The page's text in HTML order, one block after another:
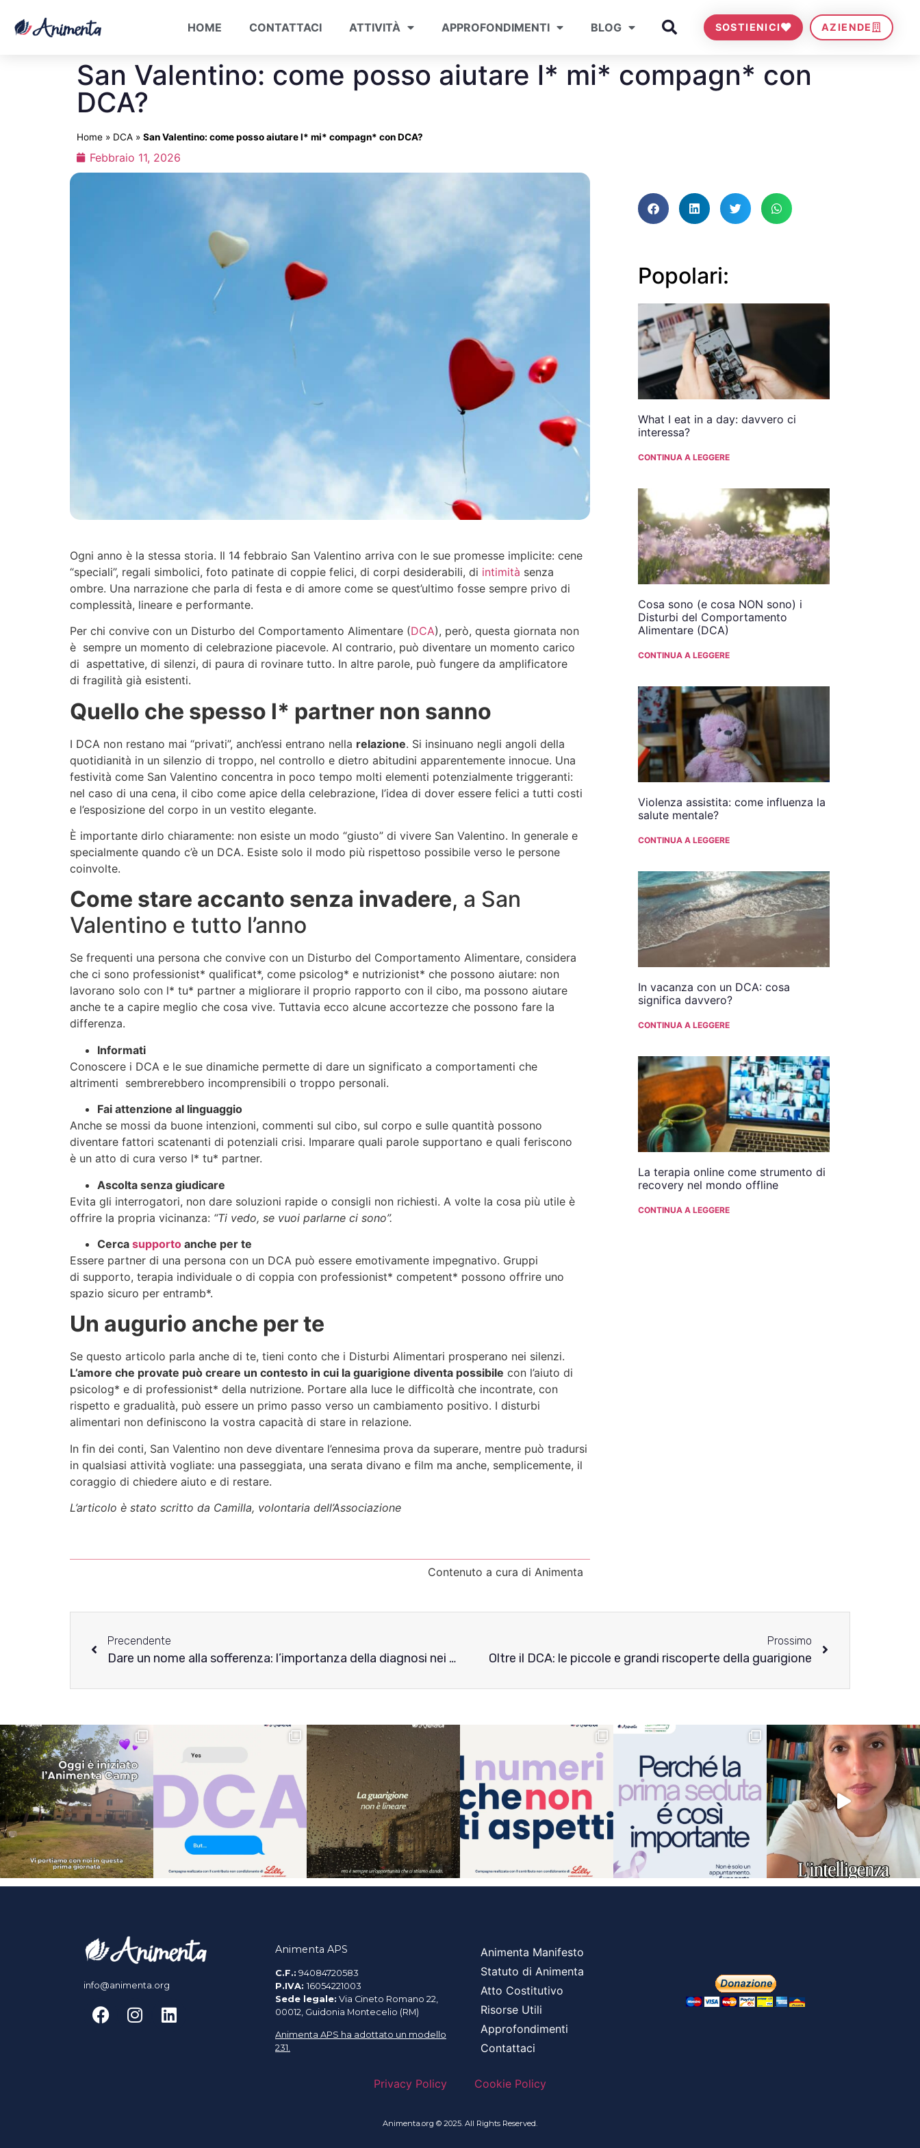
HOME CONTATTACI ATTIVITÀ APPROFONDIMENTI BLOG SOSTIENICI AZIENDE
San Valentino: come posso aiutare l* mi* compagn* con
DCA?
Home » DCA » San Valentino: come posso aiutare l* mi* compagn* con DCA?
Febbraio 11, 2026
Ogni anno è la stessa storia. Il 14 febbraio San Valentino arriva con le sue promesse implicite: cene
“speciali”, regali simbolici, foto patinate di coppie felici, di corpi desiderabili, di intimità senza
ombre. Una narrazione che parla di festa e di amore come se quest’ultimo fosse sempre privo di
complessità, lineare e performante.
Per chi convive con un Disturbo del Comportamento Alimentare (DCA), però, questa giornata non
è sempre un momento di celebrazione piacevole. Al contrario, può diventare un momento carico
di aspettative, di silenzi, di paura di rovinare tutto. In altre parole, può fungere da amplificatore
di fragilità già esistenti.
Quello che spesso l* partner non sanno
I DCA non restano mai “privati”, anch’essi entrano nella relazione. Si insinuano negli angoli della
quotidianità in un silenzio di troppo, nel controllo e dietro abitudini apparentemente innocue. Una
festività come San Valentino concentra in poco tempo molti elementi potenzialmente triggeranti:
nel caso di una cena, il cibo come apice della celebrazione, l’idea di dover essere felici a tutti costi
e l’esposizione del corpo in un vestito elegante.
È importante dirlo chiaramente: non esiste un modo “giusto” di vivere San Valentino. In generale e
specialmente quando c’è un DCA. Esiste solo il modo più rispettoso possibile verso le persone
coinvolte.
Come stare accanto senza invadere, a San
Valentino e tutto l’anno
Se frequenti una persona che convive con un Disturbo del Comportamento Alimentare, considera
che ci sono professionist* qualificat*, come psicolog* e nutrizionist* che possono aiutare: non
lavorano solo con l* tu* partner a migliorare il proprio rapporto con il cibo, ma possono aiutare
anche te a capire meglio che cosa vive. Tuttavia ecco alcune accortezze che possono fare la
differenza.
Informati
Conoscere i DCA e le sue dinamiche permette di dare un significato a comportamenti che
altrimenti sembrerebbero incomprensibili o troppo personali.
Fai attenzione al linguaggio
Anche se mossi da buone intenzioni, commenti sul cibo, sul corpo e sulle quantità possono
diventare fattori scatenanti di potenziali crisi. Imparare quali parole supportano e quali feriscono
è un atto di cura verso l* tu* partner.
Ascolta senza giudicare
Evita gli interrogatori, non dare soluzioni rapide o consigli non richiesti. A volte la cosa più utile è
offrire la propria vicinanza: “Ti vedo, se vuoi parlarne ci sono”.
Cerca supporto anche per te
Essere partner di una persona con un DCA può essere emotivamente impegnativo. Gruppi
di supporto, terapia individuale o di coppia con professionist* competent* possono offrire uno
spazio sicuro per entramb*.
Un augurio anche per te
Se questo articolo parla anche di te, tieni conto che i Disturbi Alimentari prosperano nei silenzi.
L’amore che provate può creare un contesto in cui la guarigione diventa possibile con l’aiuto di
psicolog* e di professionist* della nutrizione. Portare alla luce le difficoltà che incontrate, con
rispetto e gradualità, può essere un primo passo verso un cambiamento positivo. I disturbi
alimentari non definiscono la vostra capacità di stare in relazione.
In fin dei conti, San Valentino non deve diventare l’ennesima prova da superare, mentre può tradursi
in qualsiasi attività vogliate: una passeggiata, una serata divano e film ma anche, semplicemente, il
coraggio di chiedere aiuto e di restare.
L’articolo è stato scritto da Camilla, volontaria dell’Associazione
Contenuto a cura di Animenta
Popolari:
What I eat in a day: davvero ci
interessa?
CONTINUA A LEGGERE
Cosa sono (e cosa NON sono) i
Disturbi del Comportamento
Alimentare (DCA)
CONTINUA A LEGGERE
Violenza assistita: come influenza la
salute mentale?
CONTINUA A LEGGERE
In vacanza con un DCA: cosa
significa davvero?
CONTINUA A LEGGERE
La terapia online come strumento di
recovery nel mondo offline
CONTINUA A LEGGERE
Precendente
Dare un nome alla sofferenza: l’importanza della diagnosi nei DCA
Prossimo
Oltre il DCA: le piccole e grandi riscoperte della guarigione
info@animenta.org
Animenta APS
C.F.: 94084720583
P.IVA: 16054221003
Sede legale: Via Cineto Romano 22,
00012, Guidonia Montecelio (RM)
Animenta APS ha adottato un modello
231.
Animenta Manifesto
Statuto di Animenta
Atto Costitutivo
Risorse Utili
Approfondimenti
Contattaci
Privacy Policy Cookie Policy
Animenta.org © 2025. All Rights Reserved.